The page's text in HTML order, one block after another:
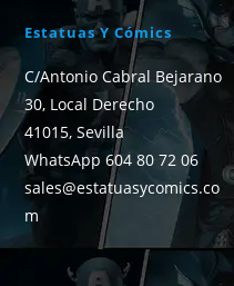
Estatuas Y Cómics
C/Antonio Cabral Bejarano
30, Local Derecho
41015, Sevilla
WhatsApp 604 80 72 06
sales@estatuasycomics.co
m